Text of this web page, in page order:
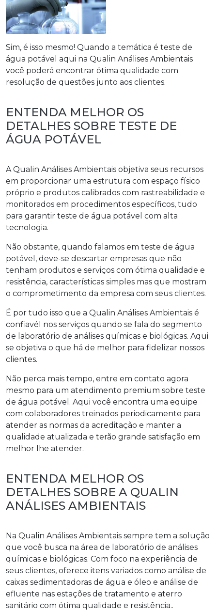
Sim, é isso mesmo! Quando a temática é teste de
água potável aqui na Qualin Análises Ambientais
você poderá encontrar ótima qualidade com
resolução de questões junto aos clientes.
ENTENDA MELHOR OS
DETALHES SOBRE TESTE DE
ÁGUA POTÁVEL
A Qualin Análises Ambientais objetiva seus recursos
em proporcionar uma estrutura com espaço físico
próprio e produtos calibrados com rastreabilidade e
monitorados em procedimentos específicos, tudo
para garantir teste de água potável com alta
tecnologia.
Não obstante, quando falamos em teste de água
potável , deve-se descartar empresas que não
tenham produtos e serviços com ótima qualidade e
resistência, características simples mas que mostram
o comprometimento da empresa com seus clientes.
É por tudo isso que a Qualin Análises Ambientais é
confiavél nos serviços quando se fala do segmento
de laboratório de análises químicas e biológicas. Aqui
se objetiva o que há de melhor para fidelizar nossos
clientes.
Não perca mais tempo, entre em contato agora
mesmo para um atendimento premium sobre teste
de água potável . Aqui você encontra uma equipe
com colaboradores treinados periodicamente para
atender as normas da acreditação e manter a
qualidade atualizada e terão grande satisfação em
melhor lhe atender.
ENTENDA MELHOR OS
DETALHES SOBRE A QUALIN
ANÁLISES AMBIENTAIS
Na Qualin Análises Ambientais sempre tem a solução
que você busca na área de laboratório de análises
químicas e biológicas. Com foco na experiência de
seus clientes, oferece itens variados como análise de
caixas sedimentadoras de água e óleo e análise de
efluente nas estações de tratamento e aterro
sanitário com ótima qualidade e resistência..